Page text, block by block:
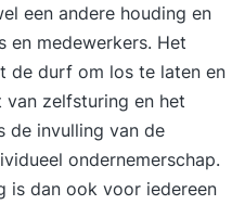
een andere houding en
en medewerkers. Het
de durf om los te laten en
van zelfsturing en het
de invulling van de
ondernemerschap.
is dan ook voor iedereen